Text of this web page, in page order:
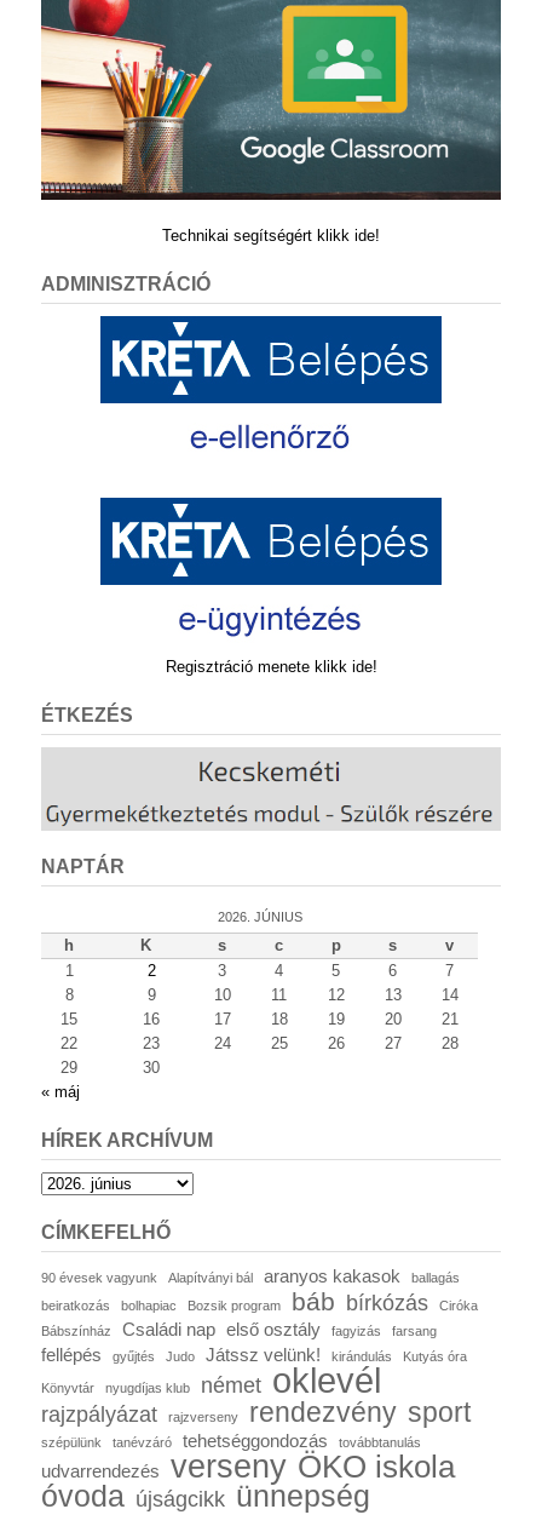
Technikai segítségért klikk ide!
ADMINISZTRÁCIÓ
Regisztráció menete klikk ide!
ÉTKEZÉS
NAPTÁR
2026. JÚNIUS
h K s c p s
v
1
2 3 4 5 6
7
8
9 10 11 12 13
14
15
16 17 18 19 20
21
22
23 24 25 26 27
28
29
30
« máj
HÍREK ARCHÍVUM
Hírek
CÍMKEFELHŐ
90 évesek vagyunk Alapítványi bál aranyos kakasok
ballagás
beiratkozás
bolhapiac Bozsik program báb bírkózás
Ciróka
Bábszínház
Családi nap első osztály fagyizás farsang
fellépés gyűjtés Judo Játssz velünk! kirándulás Kutyás óra
Könyvtár nyugdíjas klub német oklevél
rajzpályázat rajzverseny rendezvény sport
szépülünk tanévzáró tehetséggondozás továbbtanulás
udvarrendezés verseny ÖKO iskola
óvoda újságcikk ünnepség